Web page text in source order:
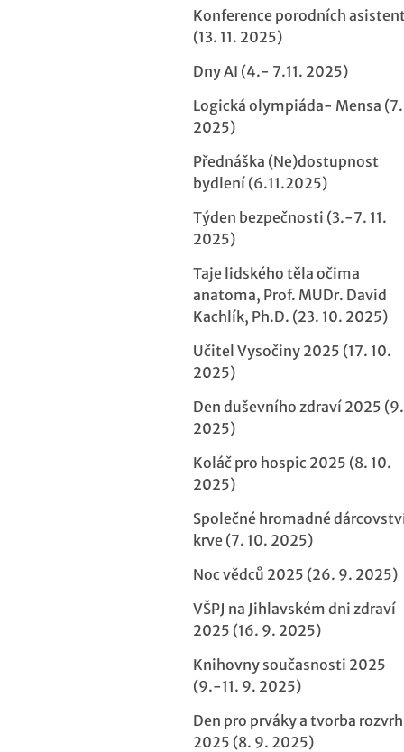
Konference porodních
(13. 11. 2025)
Dny AI (4.- 7.11. 2025)
Logická olympiáda- Mensa (7.
2025)
Přednáška (Ne)dostupnost
bydlení (6.11.2025)
Týden bezpečnosti (3.-7. 11.
2025)
Taje lidského těla očima
anatoma, Prof. MUDr. David
Kachlík, Ph.D. (23. 10. 2025)
Učitel Vysočiny 2025 (17. 10.
2025)
Den duševního zdraví 2025
2025)
Koláč pro hospic 2025 (8. 10.
2025)
Společné hromadné
krve (7. 10. 2025)
Noc vědců 2025 (26. 9. 2025)
VŠPJ na Jihlavském dni zdraví
2025 (16. 9. 2025)
Knihovny současnosti 2025
(9.-11. 9. 2025)
Den pro prváky a tvorba
2025 (8. 9. 2025)